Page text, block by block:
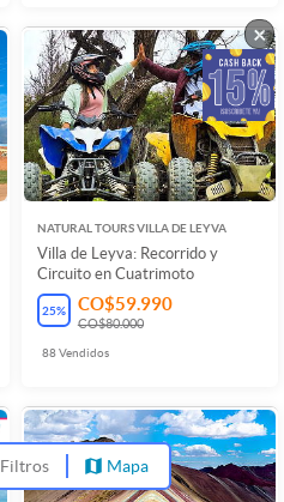
NATURAL TOURS VILLA DE LEYVA
Villa de Leyva: Recorrido y
Circuito en Cuatrimoto
25% CO$59.990
CO$80.000
88Vendidos
Filtros Mapa
×